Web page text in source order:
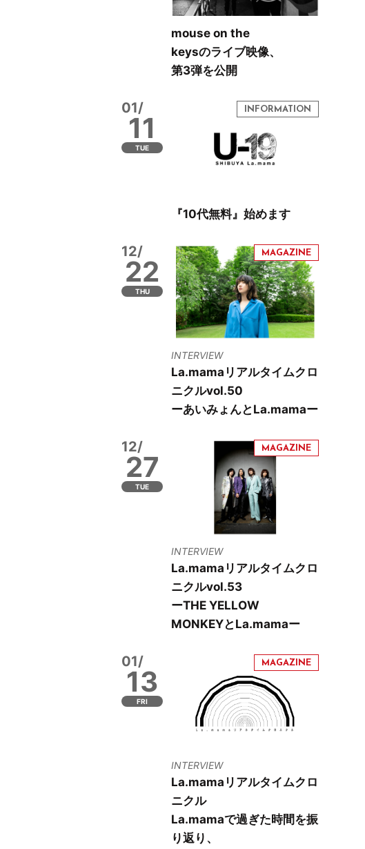
mouse on the
keysのライブ映像、
第3弾を公開
01/
11
TUE
『10代無料』始めます
12/
22
THU
INTERVIEW
La.mamaリアルタイムクロ
ニクルvol.50
ーあいみょんとLa.mamaー
12/
27
TUE
INTERVIEW
La.mamaリアルタイムクロ
ニクルvol.53
ーTHE YELLOW
MONKEYとLa.mamaー
01/
13
FRI
INTERVIEW
La.mamaリアルタイムクロ
ニクル
La.mamaで過ぎた時間を振
り返り、